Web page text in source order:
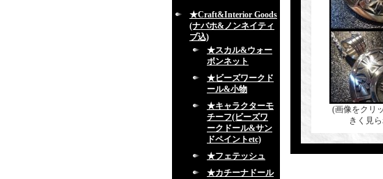
★Craft&Interior Goods
(ナバホ&ノンネイティ
ブ込)
★スカル&ウォー
ボンネット
★ビーズワークド
ール&小物
★キャラクターモ
チーフ(ビーズワ
ークドール&サン
ドペイントetc)
★フェテッシュ
★カチーナドール
(画像をクリ
きく見